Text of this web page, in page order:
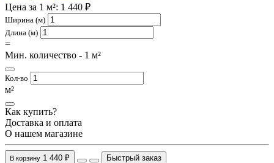
Цена за 1 м²: 1 440 ₽
Ширина (м)
Длина (м)
=
Мин. количество - 1 м²
Кол-во
м²
Как купить?
Доставка и оплата
О нашем магазине
В корзину 1 440 ₽ Быстрый заказ